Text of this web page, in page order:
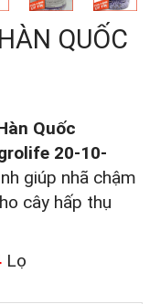
QUỐC
Quốc
20-10-
giúp nhã chậm
cây hấp thụ
Lọ